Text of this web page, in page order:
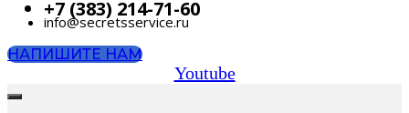
+7 (383) 214-71-60
info@secretsservice.ru
НАПИШИТЕ НАМ
Youtube